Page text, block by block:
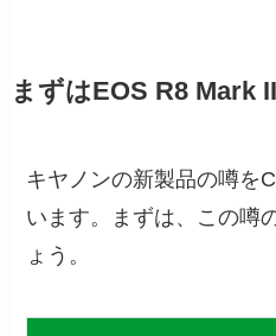
まずはEOS R8 Mark
キヤノンの新製品の噂を
います。まずは、この噂
ょう。